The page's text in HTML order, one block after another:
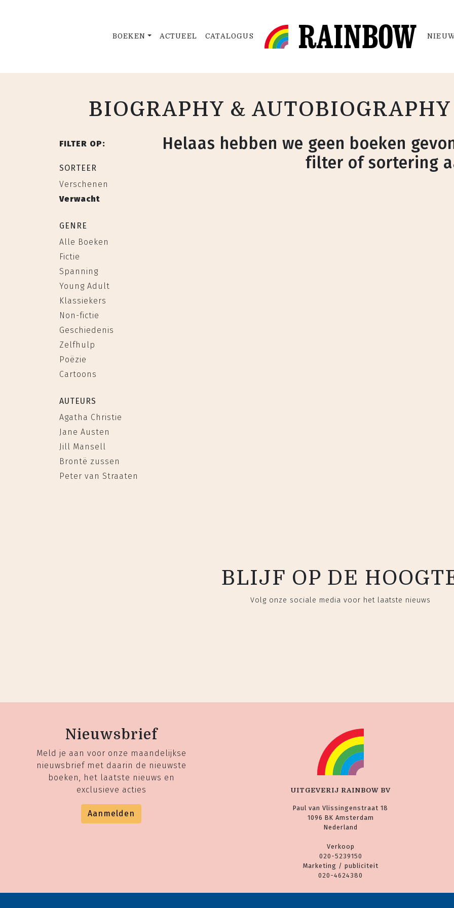
BOEKEN ACTUEEL CATALOGUS
BIOGRAPHY &
FILTER OP:
SORTEER
Verschenen
Verwacht
GENRE
Alle Boeken
Fictie
Spanning
Young Adult
Klassiekers
Non-fictie
Geschiedenis
Zelfhulp
Poëzie
Cartoons
AUTEURS
Agatha Christie
Jane Austen
Jill Mansell
Brontë zussen
Peter van Straaten
Helaas hebben we geen boeken
filter of sortering
BLIJF OP DE
Volg onze sociale media voor het laatste nieuws
Nieuwsbrief
Meld je aan voor onze maandelijkse
nieuwsbrief met daarin de nieuwste
boeken, het laatste nieuws en
exclusieve acties
Aanmelden
UITGEVERIJ RAINBOW BV
Paul van Vlissingenstraat 18
1096 BK Amsterdam
Nederland
Verkoop
020-5239150
Marketing / publiciteit
020-4624380